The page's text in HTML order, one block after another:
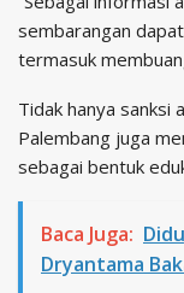
sembarangan
termasuk
Tidak hanya
Palembang juga
sebagai bentuk
Baca Juga:
Dryantama